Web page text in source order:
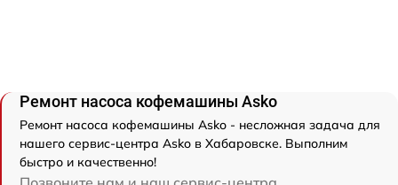
Ремонт насоса кофемашины Asko
Ремонт насоса кофемашины Asko - несложная задача для
нашего сервис-центра Asko в Хабаровске. Выполним
быстро и качественно!